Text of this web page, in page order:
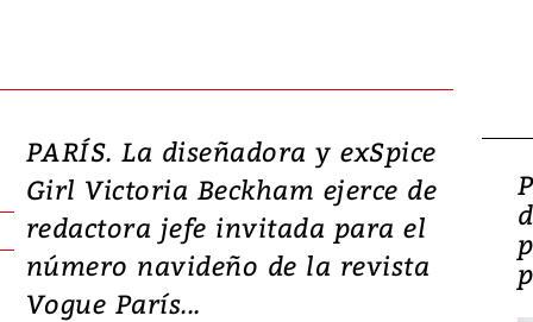
PARÍS. La diseñadora y exSpice
Girl Victoria Beckham ejerce de
redactora jefe invitada para el
número navideño de la revista
Vogue París...
Video: Lula lanza su
candidatura con
promesas de inversión
en defensa, educación y
tierras raras